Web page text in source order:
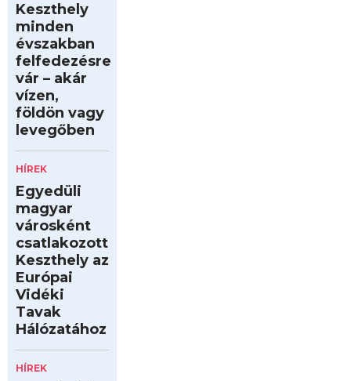
Keszthely
minden
évszakban
felfedezésre
vár – akár
vízen,
földön vagy
levegőben
HÍREK
Egyedüli
magyar
városként
csatlakozott
Keszthely az
Európai
Vidéki
Tavak
Hálózatához
HÍREK